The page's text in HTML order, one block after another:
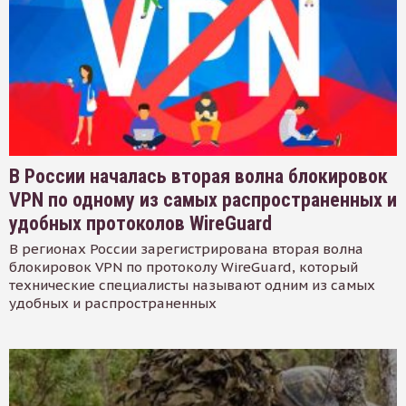
В России началась вторая волна блокировок
VPN по одному из самых распространенных и
удобных протоколов WireGuard
В регионах России зарегистрирована вторая волна
блокировок VPN по протоколу WireGuard, который
технические специалисты называют одним из самых
удобных и распространенных